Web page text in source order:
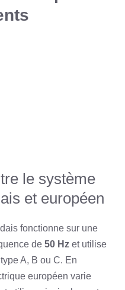
le système
et européen
fonctionne sur une
de 50 Hz et utilise
A, B ou C. En
européen varie